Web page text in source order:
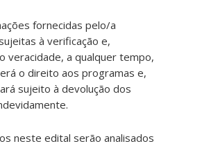
fornecidas pelo/a
à verificação e,
veracidade, a qualquer tempo,
o direito aos programas e,
sujeito à devolução dos
neste edital serão analisados